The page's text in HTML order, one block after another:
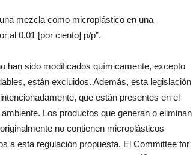
mezcla como microplástico en una
al 0,01 [por ciento] p/p”.
han sido modificados químicamente, excepto
están excluidos. Además, esta legislación
que están presentes en el
Los productos que generan o eliminan
no contienen microplásticos
a esta regulación propuesta. El Committee for